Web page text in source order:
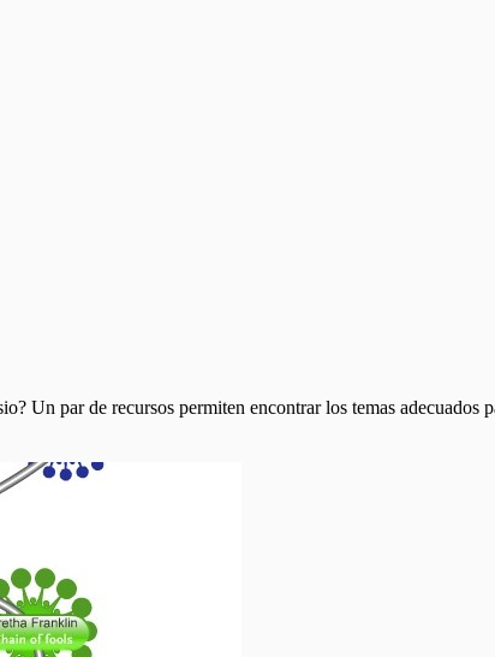
Un par de recursos permiten encontrar los temas